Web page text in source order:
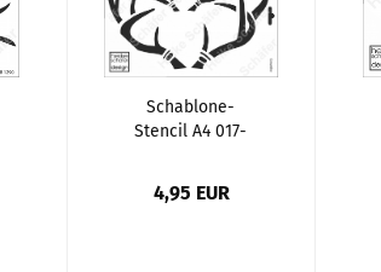
Schablone-
Stencil A4 017-
4,95 EUR